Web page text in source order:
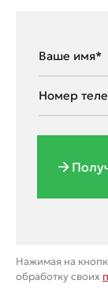
Нажимая на
обработку своих